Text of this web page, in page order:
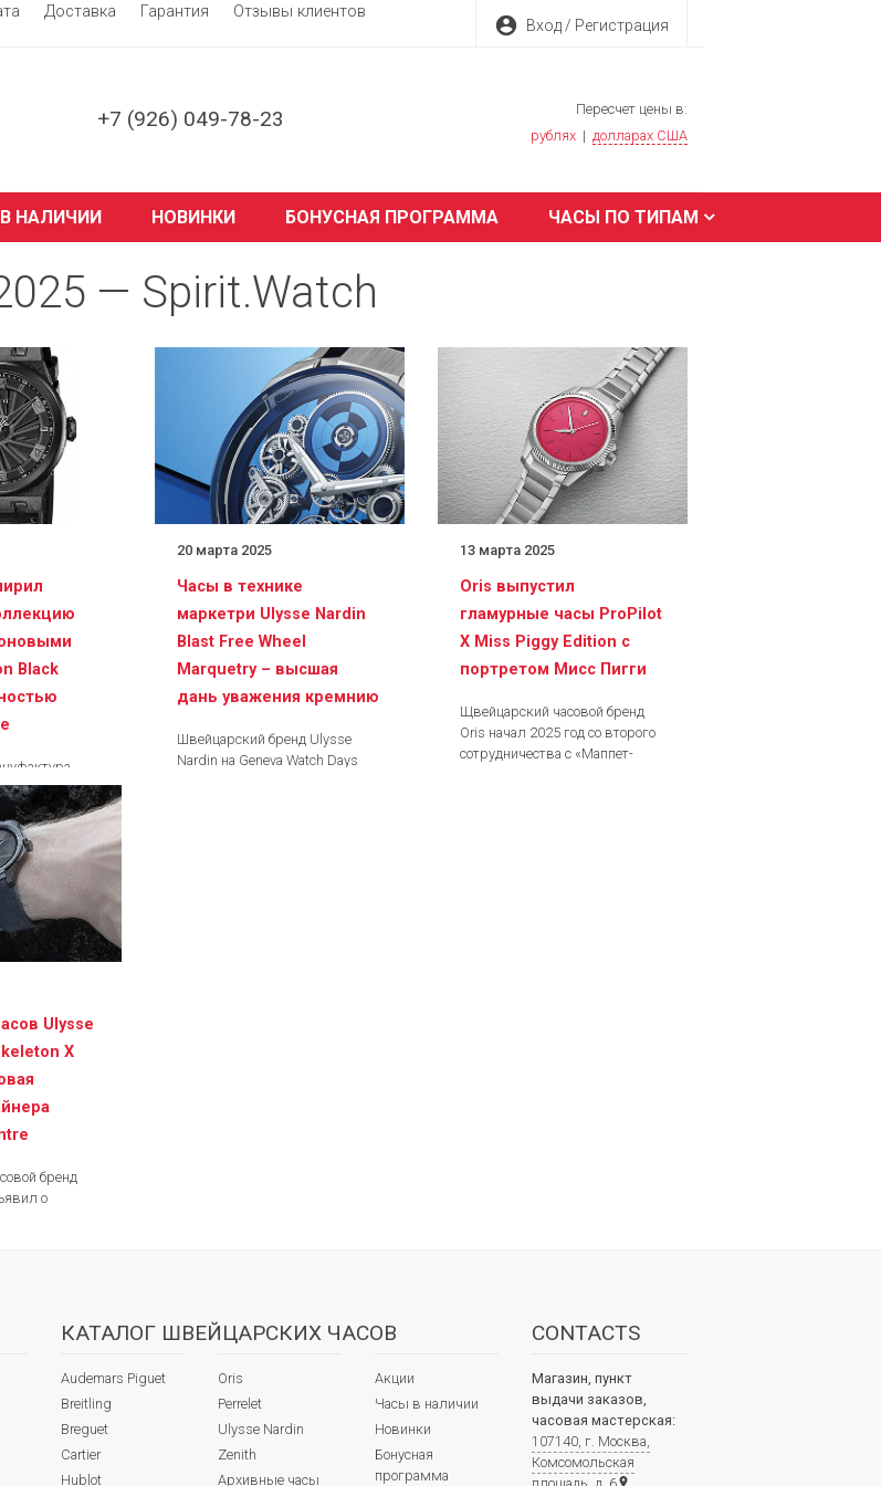
Доставка Гарантия
Отзывы клиентов
account_circle Вход / Регистрация
+7 (926) 049-78-23
Пересчет цены в:
рублях | долларах США
НАЛИЧИИ НОВИНКИ БОНУСНАЯ ПРОГРАММА ЧАСЫ ПО ТИПАМ
— Spirit.Watch
Black
своими
году
20 марта 2025
Часы в технике
маркетри Ulysse Nardin
Blast Free Wheel
Marquetry – высшая
дань уважения кремнию
Швейцарский бренд Ulysse
Nardin на Geneva Watch Days
13 марта 2025
Oris выпустил
гламурные часы ProPilot
X Miss Piggy Edition с
портретом Мисс Пигги
Щвейцарский часовой бренд
Oris начал 2025 год со второго
сотрудничества с «Маппет-
Ulysse
X
бренд
о
КАТАЛОГ ШВЕЙЦАРСКИХ ЧАСОВ
Audemars Piguet
Breitling
Breguet
Cartier
Hublot
Oris
Perrelet
Ulysse Nardin
Zenith
Архивные часы
Акции
Часы в наличии
Новинки
Бонусная
программа
CONTACTS
Магазин, пункт
выдачи заказов,
часовая мастерская:
107140, г. Москва,
Комсомольская
place